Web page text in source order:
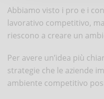
Abbiamo visto i pro e i
lavorativo competitivo,
riescono a creare un
Per avere un’idea più
strategie che le aziende
ambiente competitivo